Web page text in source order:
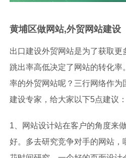
黄埔区做网站,外贸网站建设
出口建设外贸网站是为了获取更
跳出率高低决定了网站的转化率
率的外贸网站呢？三行网络作为
建设专家，给大家以下5点建议：
1、网站设计站在客户的角度来
好。多去研究竞争对手的网站，